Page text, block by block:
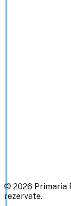
© 2026 Primaria
rezervate.